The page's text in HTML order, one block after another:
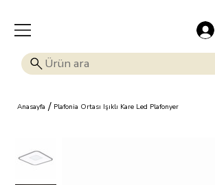
Anasayfa / Plafonia Ortası Işıklı Kare Led Plafonyer